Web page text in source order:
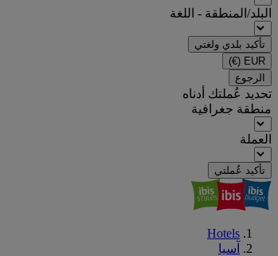
البلد/المنطقة - اللغة
تأكيد بلدي ولغتي
EUR
(€)
الرجوع
تحديد عُملتك أدناه
منطقة جغرافية
العملة
تأكيد عُملتي
Hotels
آسيا